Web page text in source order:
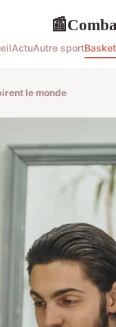
📰
ActuAutre sportBasket
le monde